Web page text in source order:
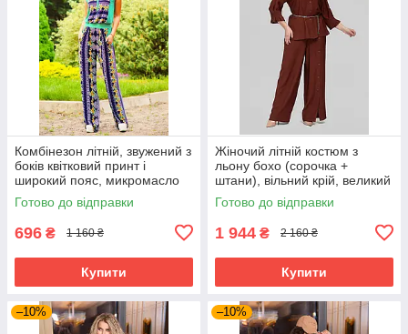
Комбінезон літній, звужений з
боків квітковий принт і
широкий пояс, микромасло
Готово до відправки
696 ₴ 1 160 ₴
Купити
Жіночий літній костюм з
льону бохо (сорочка +
штани), вільний крій, великий
розмір 52 кориця
Готово до відправки
1 944 ₴ 2 160 ₴
Купити
–10% –10%